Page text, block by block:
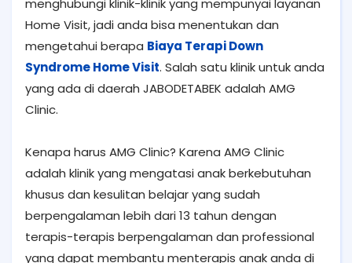
menghubungi klinik-klinik yang mempunyai layanan
Home Visit, jadi anda bisa menentukan dan
mengetahui berapa Biaya Terapi Down
Syndrome Home Visit. Salah satu klinik untuk anda
yang ada di daerah JABODETABEK adalah AMG
Clinic.
Kenapa harus AMG Clinic? Karena AMG Clinic
adalah klinik yang mengatasi anak berkebutuhan
khusus dan kesulitan belajar yang sudah
berpengalaman lebih dari 13 tahun dengan
terapis-terapis berpengalaman dan professional
yang dapat membantu menterapis anak anda di